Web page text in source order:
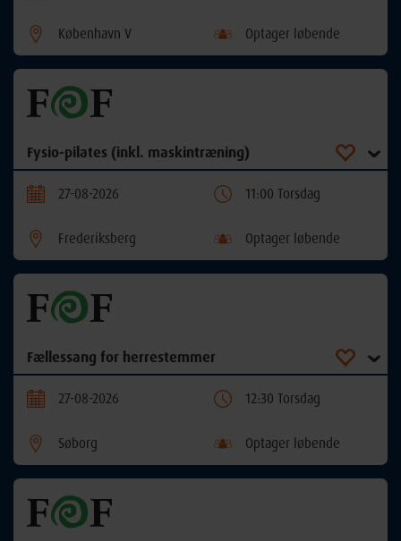
København V Optager løbende
Fysio-pilates (inkl. maskintræning)
27-08-2026 11:00 Torsdag
Frederiksberg Optager løbende
Fællessang for herrestemmer
27-08-2026 12:30 Torsdag
Søborg Optager løbende